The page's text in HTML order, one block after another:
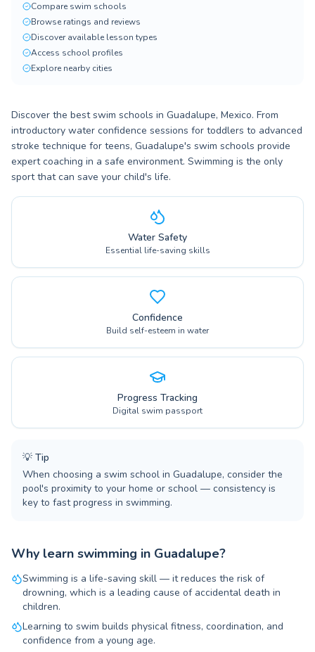
Compare swim schools
Browse ratings and reviews
Discover available lesson types
Access school profiles
Explore nearby cities
Discover the best swim schools in Guadalupe, Mexico. From
introductory water confidence sessions for toddlers to advanced
stroke technique for teens, Guadalupe's swim schools provide
expert coaching in a safe environment. Swimming is the only
sport that can save your child's life.
Water Safety
Essential life-saving skills
Confidence
Build self-esteem in water
Progress Tracking
Digital swim passport
💡 Tip
When choosing a swim school in Guadalupe, consider the
pool's proximity to your home or school — consistency is
key to fast progress in swimming.
Why learn swimming in Guadalupe?
Swimming is a life-saving skill — it reduces the risk of
drowning, which is a leading cause of accidental death in
children.
Learning to swim builds physical fitness, coordination, and
confidence from a young age.